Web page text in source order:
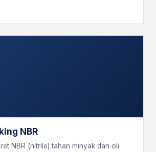
NBR
NBR (nitrile) tahan minyak dan oli